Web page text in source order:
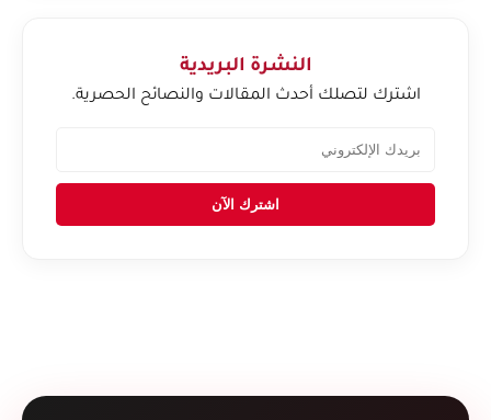
النشرة البريدية
اشترك لتصلك أحدث المقالات والنصائح الحصرية.
اشترك الآن